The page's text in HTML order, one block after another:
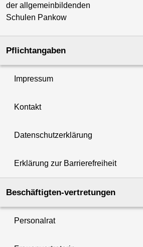
der allgemeinbildenden
Schulen Pankow
Pflichtangaben
Impressum
Kontakt
Datenschutzerklärung
Erklärung zur Barrierefreiheit
Beschäftigten-vertretungen
Personalrat